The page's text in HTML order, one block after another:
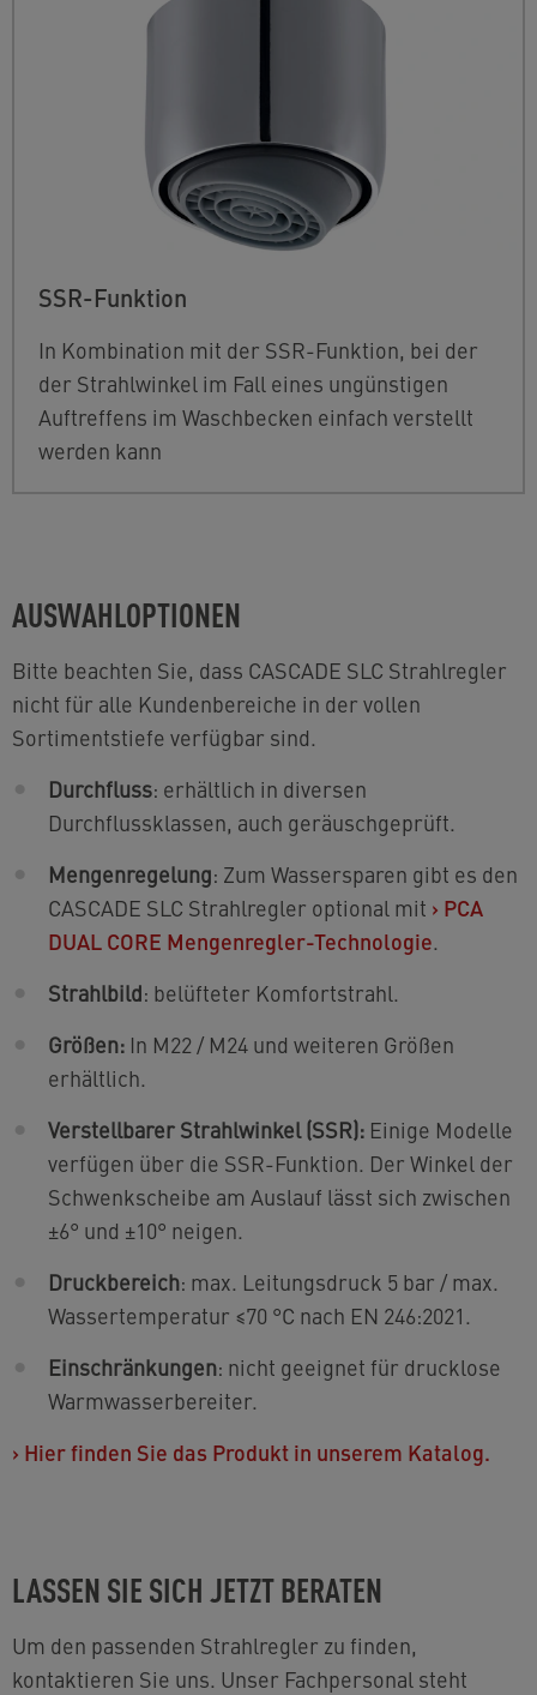
SSR-Funktion
In Kombination mit der SSR-Funktion, bei der
der Strahlwinkel im Fall eines ungünstigen
Auftreffens im Waschbecken einfach verstellt
werden kann
AUSWAHLOPTIONEN
Bitte beachten Sie, dass CASCADE SLC Strahlregler
nicht für alle Kundenbereiche in der vollen
Sortimentstiefe verfügbar sind.
Durchfluss: erhältlich in diversen
Durchflussklassen, auch geräuschgeprüft.
Mengenregelung: Zum Wassersparen gibt es den
CASCADE SLC Strahlregler optional mit › PCA
DUAL CORE Mengenregler-Technologie.
Strahlbild: belüfteter Komfortstrahl.
Größen: In M22 / M24 und weiteren Größen
erhältlich.
Verstellbarer Strahlwinkel (SSR): Einige Modelle
verfügen über die SSR-Funktion. Der Winkel der
Schwenkscheibe am Auslauf lässt sich zwischen
±6° und ±10° neigen.
Druckbereich: max. Leitungsdruck 5 bar / max.
Wassertemperatur ≤70 °C nach EN 246:2021.
Einschränkungen: nicht geeignet für drucklose
Warmwasserbereiter.
› Hier finden Sie das Produkt in unserem Katalog.
LASSEN SIE SICH JETZT BERATEN
Um den passenden Strahlregler zu finden,
kontaktieren Sie uns. Unser Fachpersonal steht